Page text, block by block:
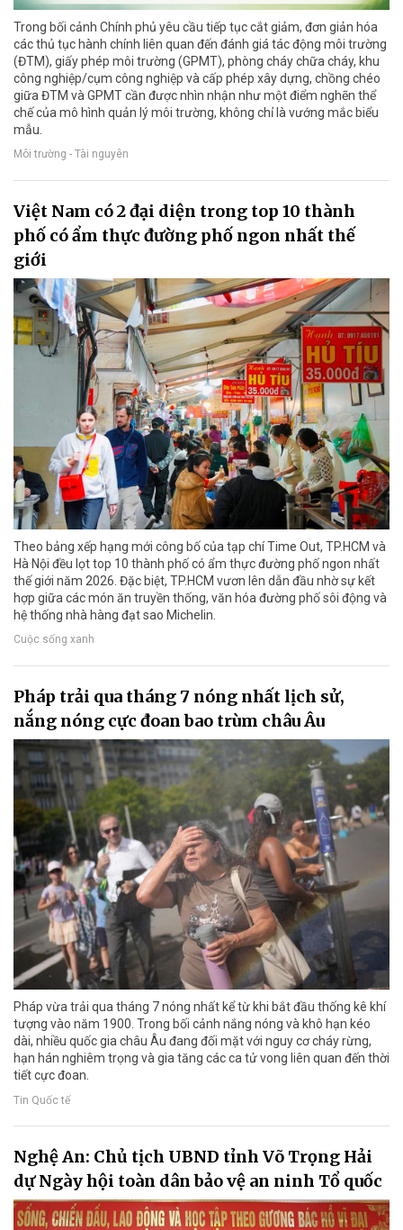
Trong bối cảnh Chính phủ yêu cầu tiếp tục cắt giảm, đơn giản hóa
các thủ tục hành chính liên quan đến đánh giá tác động môi trường
(ĐTM), giấy phép môi trường (GPMT), phòng cháy chữa cháy, khu
công nghiệp/cụm công nghiệp và cấp phép xây dựng, chồng chéo
giữa ĐTM và GPMT cần được nhìn nhận như một điểm nghẽn thể
chế của mô hình quản lý môi trường, không chỉ là vướng mắc biểu
mẫu.
Môi trường - Tài nguyên
Việt Nam có 2 đại diện trong top 10 thành
phố có ẩm thực đường phố ngon nhất thế
giới
Theo bảng xếp hạng mới công bố của tạp chí Time Out, TP.HCM và
Hà Nội đều lọt top 10 thành phố có ẩm thực đường phố ngon nhất
thế giới năm 2026. Đặc biệt, TP.HCM vươn lên dẫn đầu nhờ sự kết
hợp giữa các món ăn truyền thống, văn hóa đường phố sôi động và
hệ thống nhà hàng đạt sao Michelin.
Cuộc sống xanh
Pháp trải qua tháng 7 nóng nhất lịch sử,
nắng nóng cực đoan bao trùm châu Âu
Pháp vừa trải qua tháng 7 nóng nhất kể từ khi bắt đầu thống kê khí
tượng vào năm 1900. Trong bối cảnh nắng nóng và khô hạn kéo
dài, nhiều quốc gia châu Âu đang đối mặt với nguy cơ cháy rừng,
hạn hán nghiêm trọng và gia tăng các ca tử vong liên quan đến thời
tiết cực đoan.
Tin Quốc tế
Nghệ An: Chủ tịch UBND tỉnh Võ Trọng Hải
dự Ngày hội toàn dân bảo vệ an ninh Tổ quốc